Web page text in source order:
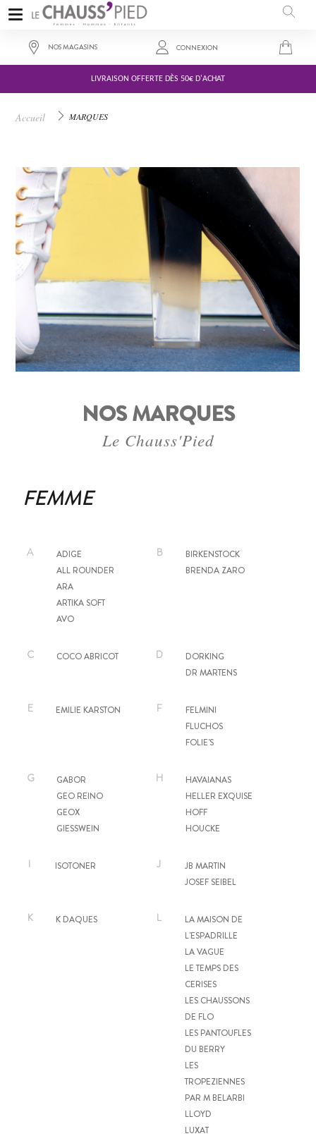
LIVRAISON OFFERTE DÈS 50€ D'ACHAT
NOS MAGASINS CONNEXION
Accueil MARQUES
NOS MARQUES
Le Chauss'Pied
FEMME
A
ADIGE
ALL ROUNDER
ARA
ARTIKA SOFT
AVO
B
BIRKENSTOCK
BRENDA ZARO
C COCO ABRICOT D
DORKING
DR MARTENS
E EMILIE KARSTON F
FELMINI
FLUCHOS
FOLIE'S
G
GABOR
GEO REINO
GEOX
GIESSWEIN
H
HAVAIANAS
HELLER EXQUISE
HOFF
HOUCKE
I ISOTONER J
JB MARTIN
JOSEF SEIBEL
K K DAQUES L
LA MAISON DE
L'ESPADRILLE
LA VAGUE
LE TEMPS DES
CERISES
LES CHAUSSONS
DE FLO
LES PANTOUFLES
DU BERRY
LES
TROPEZIENNES
PAR M BELARBI
LLOYD
LUXAT